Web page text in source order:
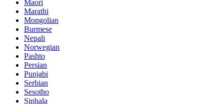
Maori
Marathi
Mongolian
Burmese
Nepali
Norwegian
Pashto
Persian
Punjabi
Serbian
Sesotho
Sinhala